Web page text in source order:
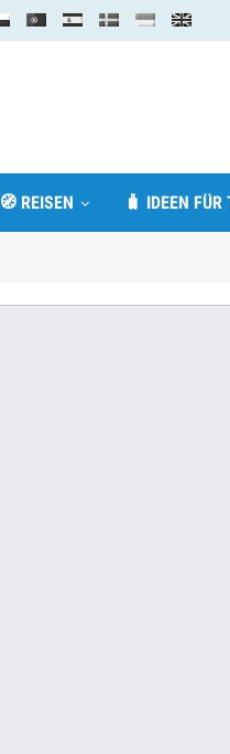
🧭 REISEN 🧳 IDEEN FÜR